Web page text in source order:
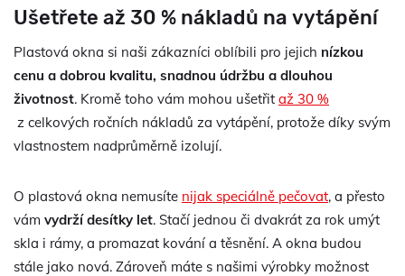
Ušetřete až 30 % nákladů na vytápění
Plastová okna si naši zákazníci oblíbili pro jejich nízkou
cenu a dobrou kvalitu, snadnou údržbu a dlouhou
životnost. Kromě toho vám mohou ušetřit až 30 %
z celkových ročních nákladů za vytápění, protože díky svým
vlastnostem nadprůměrně izolují.
O plastová okna nemusíte nijak speciálně pečovat, a přesto
vám vydrží desítky let. Stačí jednou či dvakrát za rok umýt
skla i rámy, a promazat kování a těsnění. A okna budou
stále jako nová. Zároveň máte s našimi výrobky možnost